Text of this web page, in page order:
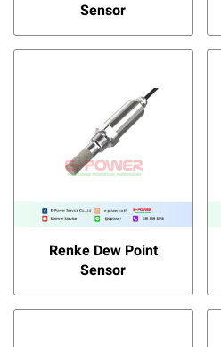
Sensor
Renke Dew Point
Sensor